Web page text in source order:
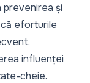
prevenirea și
eforturile
influenței
cheie.